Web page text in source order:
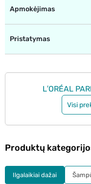
Apmokėjimas
Pristatymas
L′ORÉAL
Visi
Produktų
Ilgalaikiai dažai